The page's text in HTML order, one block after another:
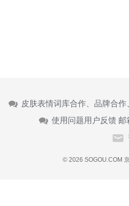
皮肤表情词库合作、品牌合
使用问题用户反馈 邮
© 2026 SOGOU.COM